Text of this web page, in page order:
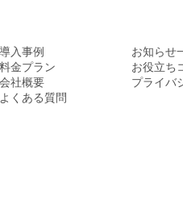
導入事例
料金プラン
会社概要
よくある質問
お知らせ
お役立ち
プライバ